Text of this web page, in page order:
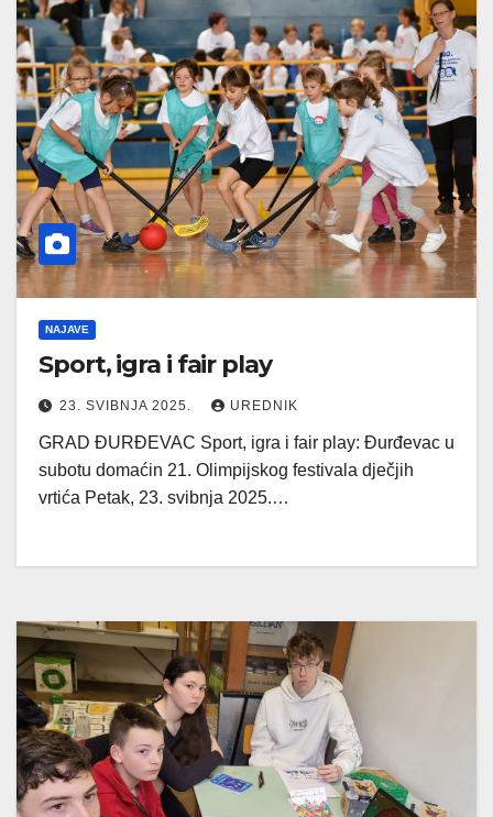
NAJAVE
Sport, igra i fair play
23. SVIBNJA 2025. UREDNIK
GRAD ĐURĐEVAC Sport, igra i fair play: Đurđevac u
subotu domaćin 21. Olimpijskog festivala dječjih
vrtića Petak, 23. svibnja 2025.…